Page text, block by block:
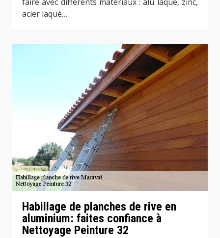
acier laqué…
Habillage de planches de rive en
aluminium: faites confiance à
Nettoyage Peinture 32